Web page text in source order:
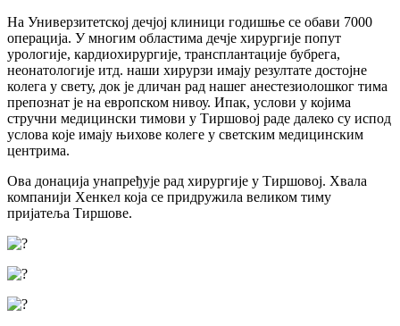
На Универзитетској дечјој клиници годишње се обави 7000
операција. У многим областима дечје хирургије попут
урологије, кардиохирургије, трансплантације бубрега,
неонатологије итд. наши хирурзи имају резултате достојне
колега у свету, док је дличан рад нашег анестезиолошког тима
препознат је на европском нивоу. Ипак, услови у којима
стручни медицински тимови у Тиршовој раде далеко су испод
услова које имају њихове колеге у светским медицинским
центрима.
Ова донација унапређује рад хирургије у Тиршовој. Хвала
компанији Хенкел која се придружила великом тиму
пријатеља Тиршове.